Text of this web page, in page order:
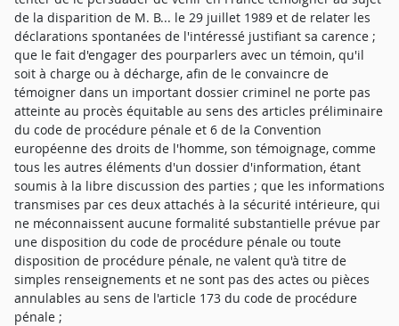
de la disparition de M. B... le 29 juillet 1989 et de relater les
déclarations spontanées de l'intéressé justifiant sa carence ;
que le fait d'engager des pourparlers avec un témoin, qu'il
soit à charge ou à décharge, afin de le convaincre de
témoigner dans un important dossier criminel ne porte pas
atteinte au procès équitable au sens des articles préliminaire
du code de procédure pénale et 6 de la Convention
européenne des droits de l'homme, son témoignage, comme
tous les autres éléments d'un dossier d'information, étant
soumis à la libre discussion des parties ; que les informations
transmises par ces deux attachés à la sécurité intérieure, qui
ne méconnaissent aucune formalité substantielle prévue par
une disposition du code de procédure pénale ou toute
disposition de procédure pénale, ne valent qu'à titre de
simples renseignements et ne sont pas des actes ou pièces
annulables au sens de l'article 173 du code de procédure
pénale ;